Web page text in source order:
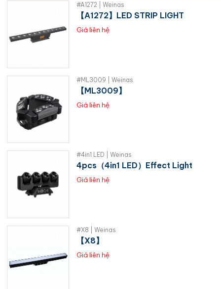
#A1272 | Weinas
【A1272】LED STRIP LIGHT
Giá liên hệ
#ML3009 | Weinas
【ML3009】
Giá liên hệ
#4in1 LED | Weinas
4pcs（4in1 LED）Effect Light
Giá liên hệ
#X8 | Weinas
【X8】
Giá liên hệ